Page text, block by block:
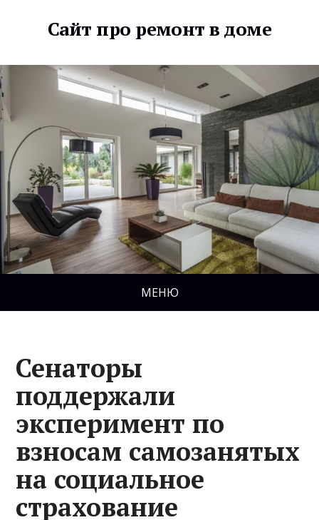
Сайт про ремонт в доме
МЕНЮ
Сенаторы
поддержали
эксперимент по
взносам самозанятых
на социальное
страхование